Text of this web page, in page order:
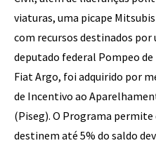
viaturas, uma picape
com recursos destinados
deputado federal Pompeo
Fiat Argo, foi adquirido por
de Incentivo ao
(Piseg). O Programa
destinem até 5% do saldo